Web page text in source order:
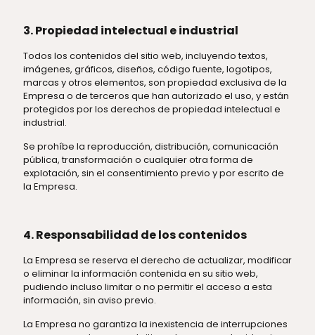
3. Propiedad intelectual e industrial
Todos los contenidos del sitio web, incluyendo textos,
imágenes, gráficos, diseños, código fuente, logotipos,
marcas y otros elementos, son propiedad exclusiva de la
Empresa o de terceros que han autorizado el uso, y están
protegidos por los derechos de propiedad intelectual e
industrial.
Se prohíbe la reproducción, distribución, comunicación
pública, transformación o cualquier otra forma de
explotación, sin el consentimiento previo y por escrito de
la Empresa.
4. Responsabilidad de los contenidos
La Empresa se reserva el derecho de actualizar, modificar
o eliminar la información contenida en su sitio web,
pudiendo incluso limitar o no permitir el acceso a esta
información, sin aviso previo.
La Empresa no garantiza la inexistencia de interrupciones